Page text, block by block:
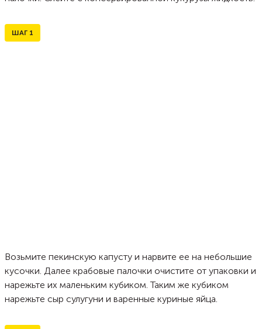
ШАГ 1
Возьмите пекинскую капусту и нарвите ее на небольшие
кусочки. Далее крабовые палочки очистите от упаковки и
нарежьте их маленьким кубиком. Таким же кубиком
нарежьте сыр сулугуни и варенные куриные яйца.